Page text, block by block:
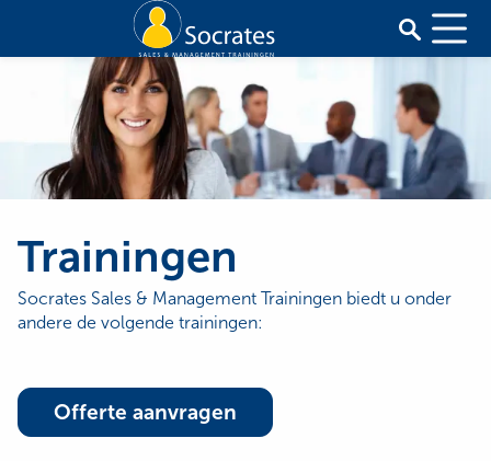
Trainingen
Socrates Sales & Management Trainingen biedt u onder
andere de volgende trainingen:
Offerte aanvragen